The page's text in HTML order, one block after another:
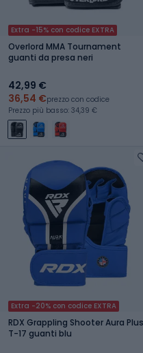
Extra -15% con codice EXTRA
Overlord MMA Tournament
guanti da presa neri
42,99 €
36,54 €prezzo con codice
Prezzo più basso: 34,39 €
Extra -20% con codice EXTRA
RDX Grappling Shooter Aura Plus
T-17 guanti blu